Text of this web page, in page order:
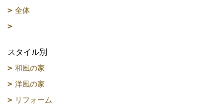
全体
スタイル別
和風の家
洋風の家
リフォーム